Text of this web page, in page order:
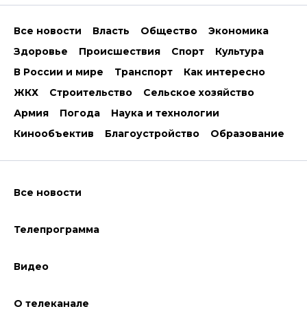
Все новости Власть Общество
Экономика
Здоровье
Происшествия Спорт
Культура
В России и мире
Транспорт
Как интересно
ЖКХ
Строительство
Сельское хозяйство
Армия
Погода
Наука и технологии
Кинообъектив
Благоустройство Образование
Все новости
Телепрограмма
Видео
О телеканале